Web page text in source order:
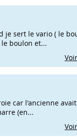
je sert le vario ( le
boulon et...
car l'ancienne avait
(en...